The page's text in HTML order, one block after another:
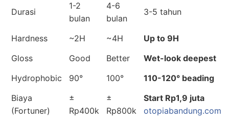
Durasi
1-2
bulan
4-6
bulan
3-5 tahun
Hardness ~2H ~4H
Up to 9H
Gloss
Good Better
Wet-look deepest
Hydrophobic
90° 100°
110-120° beading
Biaya
(Fortuner)
±
Rp400k
±
Rp800k
Start Rp1,9 juta
otopiabandung.com